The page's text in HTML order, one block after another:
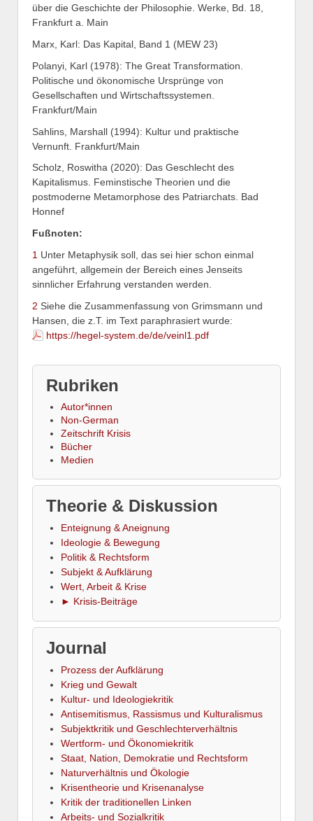
über die Geschichte der Philosophie. Werke, Bd. 18,
Frankfurt a. Main
Marx, Karl: Das Kapital, Band 1 (MEW 23)
Polanyi, Karl (1978): The Great Transformation.
Politische und ökonomische Ursprünge von
Gesellschaften und Wirtschaftssystemen.
Frankfurt/Main
Sahlins, Marshall (1994): Kultur und praktische
Vernunft. Frankfurt/Main
Scholz, Roswitha (2020): Das Geschlecht des
Kapitalismus. Feminstische Theorien und die
postmoderne Metamorphose des Patriarchats. Bad
Honnef
Fußnoten:
1 Unter Metaphysik soll, das sei hier schon einmal
angeführt, allgemein der Bereich eines Jenseits
sinnlicher Erfahrung verstanden werden.
2 Siehe die Zusammenfassung von Grimsmann und
Hansen, die z.T. im Text paraphrasiert wurde:
https://hegel-system.de/de/veinl1.pdf
Rubriken
Autor*innen
Non-German
Zeitschrift Krisis
Bücher
Medien
Theorie & Diskussion
Enteignung & Aneignung
Ideologie & Bewegung
Politik & Rechtsform
Subjekt & Aufklärung
Wert, Arbeit & Krise
► Krisis-Beiträge
Journal
Prozess der Aufklärung
Krieg und Gewalt
Kultur- und Ideologiekritik
Antisemitismus, Rassismus und Kulturalismus
Subjektkritik und Geschlechterverhältnis
Wertform- und Ökonomiekritik
Staat, Nation, Demokratie und Rechtsform
Naturverhältnis und Ökologie
Krisentheorie und Krisenanalyse
Kritik der traditionellen Linken
Arbeits- und Sozialkritik